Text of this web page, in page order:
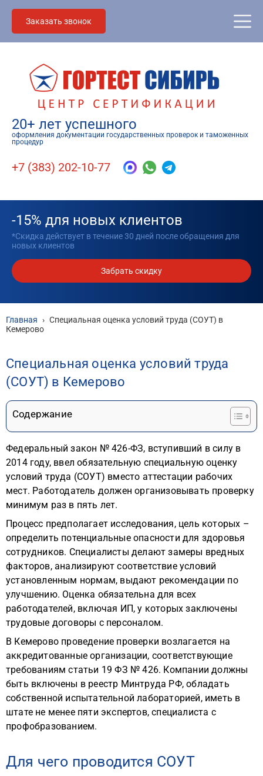
Заказать звонок
20+ лет успешного
оформления документации государственных проверок и таможенных
процедур
+7 (383) 202-10-77
-15% для новых клиентов
*Скидка действует в течение 30 дней после обращения для
новых клиентов
Забрать скидку
Главная › Специальная оценка условий труда (СОУТ) в
Кемерово
Специальная оценка условий труда
(СОУТ) в Кемерово
Содержание
Федеральный закон № 426-ФЗ, вступивший в силу в
2014 году, ввел обязательную специальную оценку
условий труда (СОУТ) вместо аттестации рабочих
мест. Работодатель должен организовывать проверку
минимум раз в пять лет.
Процесс предполагает исследования, цель которых –
определить потенциальные опасности для здоровья
сотрудников. Специалисты делают замеры вредных
факторов, анализируют соответствие условий
установленным нормам, выдают рекомендации по
улучшению. Оценка обязательна для всех
работодателей, включая ИП, у которых заключены
трудовые договоры с персоналом.
В Кемерово проведение проверки возлагается на
аккредитованные организации, соответствующие
требованиям статьи 19 ФЗ № 426. Компании должны
быть включены в реестр Минтруда РФ, обладать
собственной испытательной лабораторией, иметь в
штате не менее пяти экспертов, специалиста с
профобразованием.
Для чего проводится СОУТ